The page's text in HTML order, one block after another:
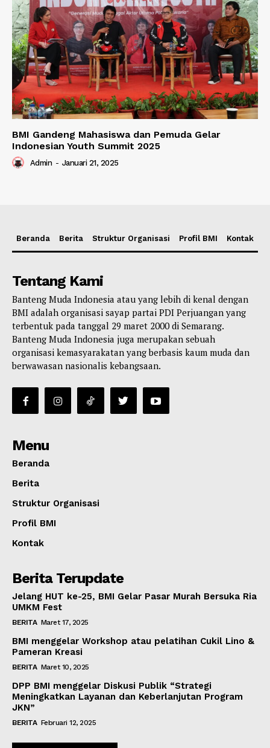
BMI Gandeng Mahasiswa dan Pemuda Gelar
Indonesian Youth Summit 2025
Admin - Januari 21, 2025
Beranda Berita Struktur Organisasi Profil BMI Kontak
Tentang Kami
Banteng Muda Indonesia atau yang lebih di kenal dengan
BMI adalah organisasi sayap partai PDI Perjuangan yang
terbentuk pada tanggal 29 maret 2000 di Semarang.
Banteng Muda Indonesia juga merupakan sebuah
organisasi kemasyarakatan yang berbasis kaum muda dan
berwawasan nasionalis kebangsaan.
Menu
Beranda
Berita
Struktur Organisasi
Profil BMI
Kontak
Berita Terupdate
Jelang HUT ke-25, BMI Gelar Pasar Murah Bersuka Ria
UMKM Fest
BERITA Maret 17, 2025
BMI menggelar Workshop atau pelatihan Cukil Lino &
Pameran Kreasi
BERITA Maret 10, 2025
DPP BMI menggelar Diskusi Publik “Strategi
Meningkatkan Layanan dan Keberlanjutan Program
JKN”
BERITA Februari 12, 2025